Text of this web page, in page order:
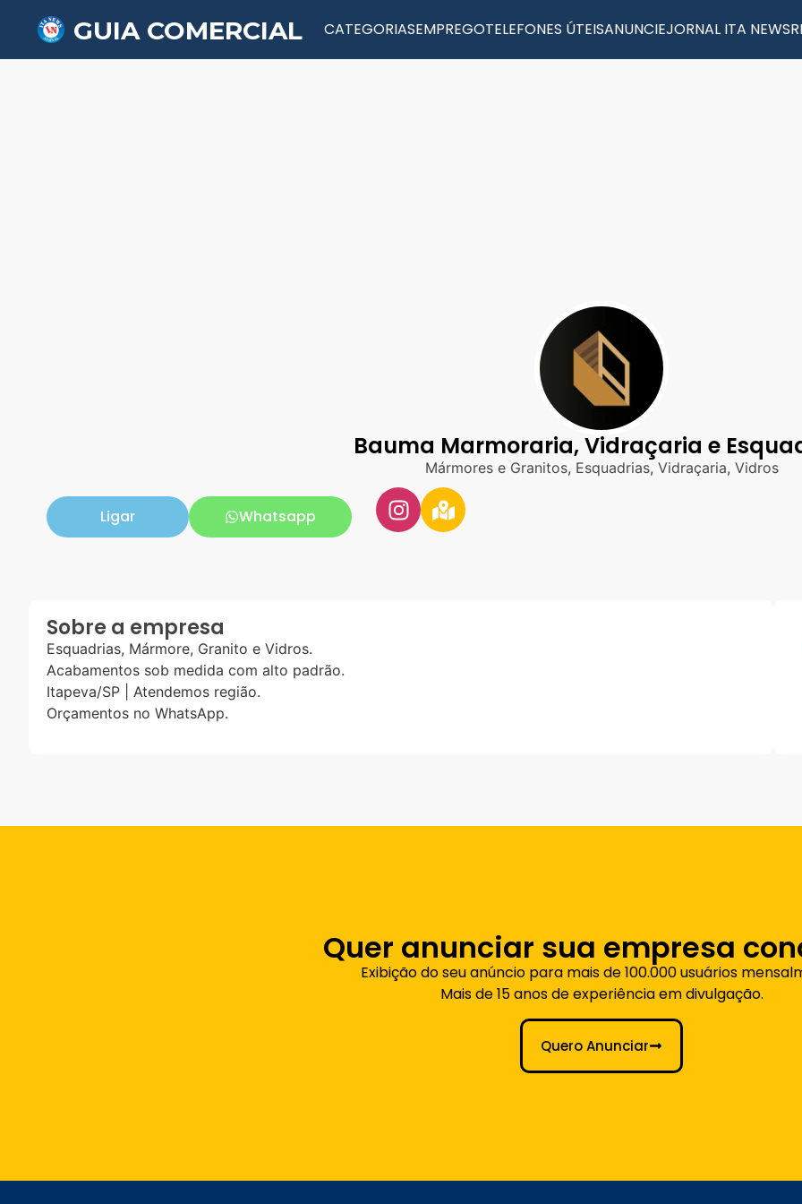
GUIA COMERCIAL CATEGORIASEMPREGOTELEFONES ÚTEISANUNCIEJORNAL ITA NEWS
Bauma Marmoraria, Vidraçaria e
Mármores e Granitos, Esquadrias, Vidraçaria, Vidros
Ligar Whatsapp
Sobre a empresa
Esquadrias, Mármore, Granito e Vidros.
Acabamentos sob medida com alto padrão.
Itapeva/SP | Atendemos região.
Orçamentos no WhatsApp.
Quer anunciar sua empresa
Exibição do seu anúncio para mais de 100.000 usuários
Mais de 15 anos de experiência em divulgação.
Quero Anunciar